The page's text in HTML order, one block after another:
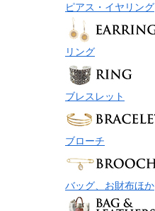
ピアス・イヤリング
リング
ブレスレット
ブローチ
バッグ、お財布ほか